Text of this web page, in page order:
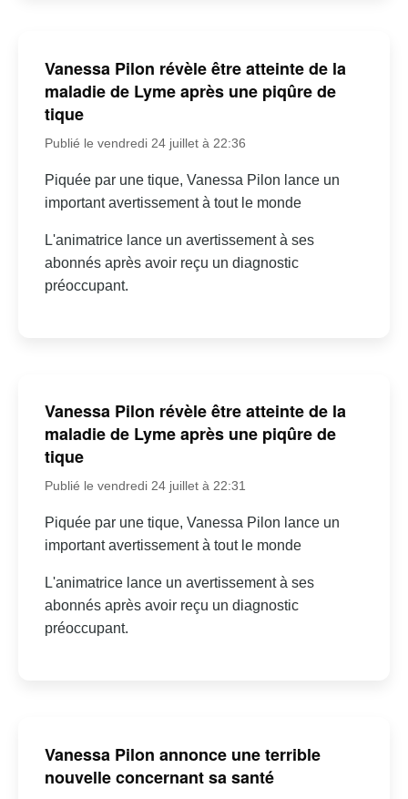
Vanessa Pilon révèle être atteinte de la
maladie de Lyme après une piqûre de
tique
Publié le vendredi 24 juillet à 22:36
Piquée par une tique, Vanessa Pilon lance un
important avertissement à tout le monde
L'animatrice lance un avertissement à ses
abonnés après avoir reçu un diagnostic
préoccupant.
Vanessa Pilon révèle être atteinte de la
maladie de Lyme après une piqûre de
tique
Publié le vendredi 24 juillet à 22:31
Piquée par une tique, Vanessa Pilon lance un
important avertissement à tout le monde
L'animatrice lance un avertissement à ses
abonnés après avoir reçu un diagnostic
préoccupant.
Vanessa Pilon annonce une terrible
nouvelle concernant sa santé